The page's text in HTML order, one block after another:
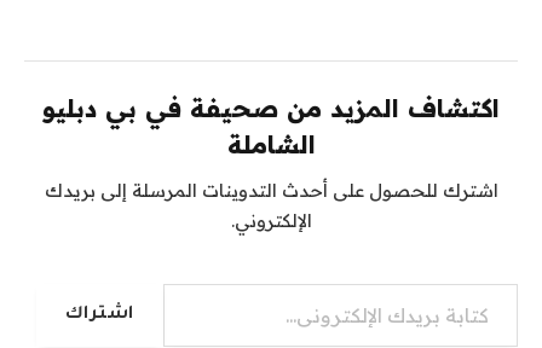
اكتشاف المزيد من صحيفة في بي دبليو
الشاملة
اشترك للحصول على أحدث التدوينات المرسلة إلى بريدك
الإلكتروني.
كتابة بريدك الإلكتروني...
اشتراك